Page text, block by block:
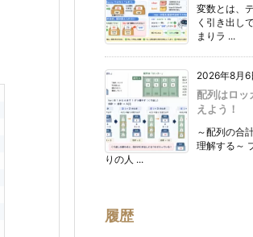
変数とは、
く引き出し
まりラ ...
2026年8月6
配列はロッ
えよう！
～配列の合
理解する～
りの人 ...
履歴